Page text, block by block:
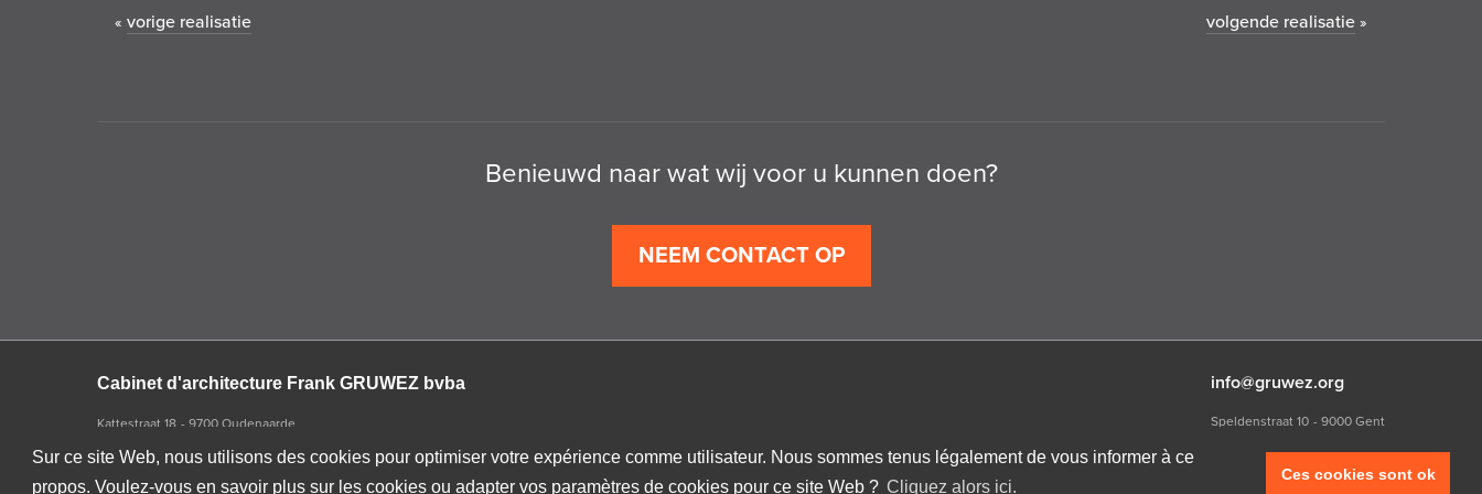
Sur ce site Web, nous utilisons des cookies pour optimiser votre expérience comme utilisateur. Nous sommes tenus légalement de vous informer à ce
propos. Voulez-vous en savoir plus sur les cookies ou adapter vos paramètres de cookies pour ce site Web ? Cliquez alors ici.
Ces cookies sont ok
« vorige realisatie volgende realisatie »
Benieuwd naar wat wij voor u kunnen doen?
NEEM CONTACT OP
Cabinet d'architecture Frank GRUWEZ bvba
Kattestraat 18
9700 Oudenaarde
info@gruwez.org
Speldenstraat 10
9000 Gent
Privacy disclaimer